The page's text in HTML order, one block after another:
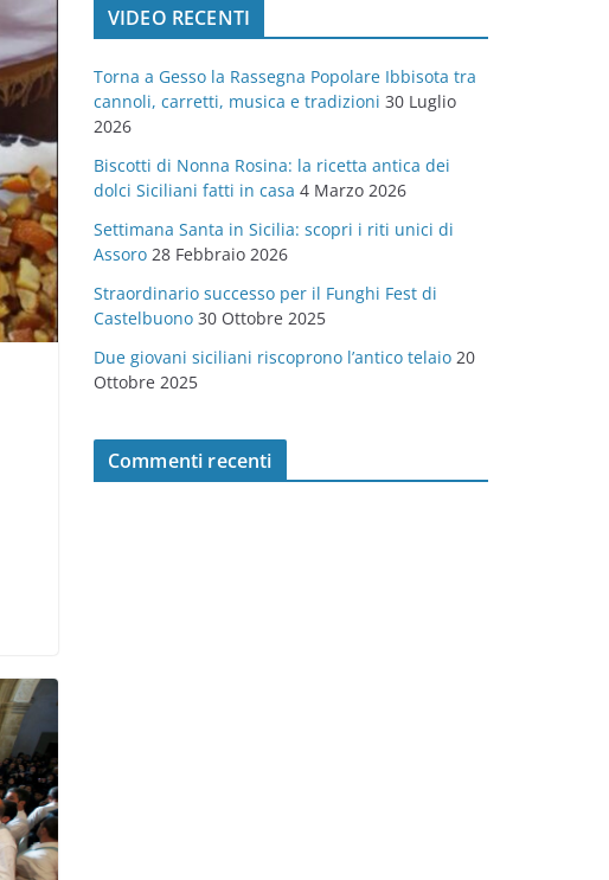
o
r
e
VIDEO RECENTI
Torna a Gesso la Rassegna Popolare Ibbisota tra
cannoli, carretti, musica e tradizioni 30 Luglio
2026
Biscotti di Nonna Rosina: la ricetta antica dei
dolci Siciliani fatti in casa 4 Marzo 2026
Settimana Santa in Sicilia: scopri i riti unici di
Assoro 28 Febbraio 2026
Straordinario successo per il Funghi Fest di
Castelbuono 30 Ottobre 2025
Due giovani siciliani riscoprono l’antico telaio 20
Ottobre 2025
Commenti recenti